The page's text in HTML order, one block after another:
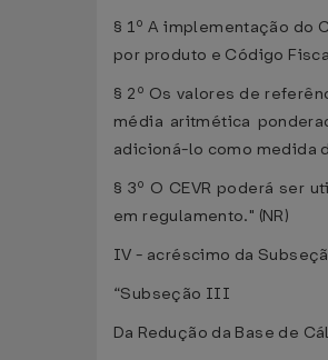
§ 1º A implementação do
por produto e Código
§ 2º Os valores de
média aritmética
adicioná-lo como medida
§ 3º O CEVR poderá ser
em regulamento." (NR)
IV - acréscimo da
“Subseção III
Da Redução da Base de